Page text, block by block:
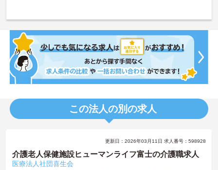
この法人の別の求人
更新日：2026年03月11日 求人番号：598928
介護老人保健施設ヒューマンライフ富士の介護職求人
医療法人社団喜生会